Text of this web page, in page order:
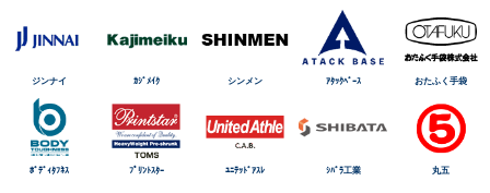
ジンナイ ｶｼﾞﾒｲｸ シンメン ｱﾀｯｸﾍﾞｰｽ おたふく手袋
ﾎﾞﾃﾞｨﾀﾌﾈｽ ﾌﾟﾘﾝﾄｽﾀｰ ﾕﾆﾃｯﾄﾞｱｽﾚ ｼﾊﾞﾗ工業 丸五